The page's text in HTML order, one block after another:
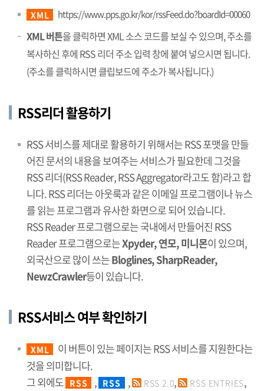
XML https://www.pps.go.kr/kor/rssFeed.do?boardId=00060
XML 버튼을 클릭하면 XML 소스 코드를 보실 수 있으며, 주소를
복사하신 후에 RSS 리더 주소 입력 창에 붙여 넣으시면 됩니다.
(주소를 클릭하시면 클립보드에 주소가 복사됩니다.)
RSS리더 활용하기
RSS 서비스를 제대로 활용하기 위해서는 RSS 포맷을 만들
어진 문서의 내용을 보여주는 서비스가 필요한데 그것을
RSS 리더(RSS Reader, RSS Aggregator라고도 함)라고 합
니다. RSS 리더는 아웃룩과 같은 이메일 프로그램이나 뉴스
를 읽는 프로그램과 유사한 화면으로 되어 있습니다.
RSS Reader 프로그램으로는 국내에서 만들어진 RSS
Reader 프로그램으로는Xpyder, 연모, 미니몬이 있으며,
외국산으로 많이 쓰는Bloglines, SharpReader,
NewzCrawler등이 있습니다.
RSS서비스 여부 확인하기
XML
이 버튼이 있는 페이지는 RSS 서비스를 지원한다는
것을 의미합니다.
그 외에도 RSS , RSS , RSS 2.0, RSS ENTRIES,